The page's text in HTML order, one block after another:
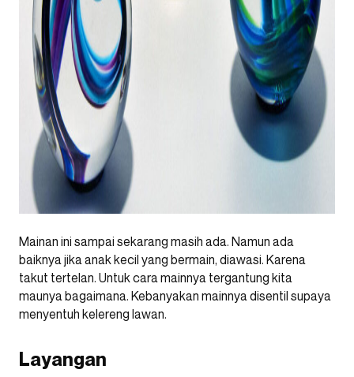
Mainan ini sampai sekarang masih ada. Namun ada
baiknya jika anak kecil yang bermain, diawasi. Karena
takut tertelan. Untuk cara mainnya tergantung kita
maunya bagaimana. Kebanyakan mainnya disentil supaya
menyentuh kelereng lawan.
Layangan